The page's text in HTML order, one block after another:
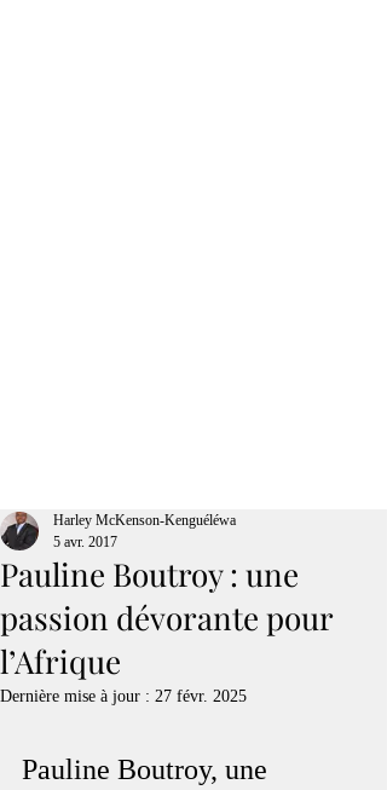
Pauline Boutroy : une
passion dévorante pour
l’Afrique
Harley McKenson-Kenguéléwa
5 avr. 2017
Dernière mise à jour : 27 févr. 2025
Pauline Boutroy, une